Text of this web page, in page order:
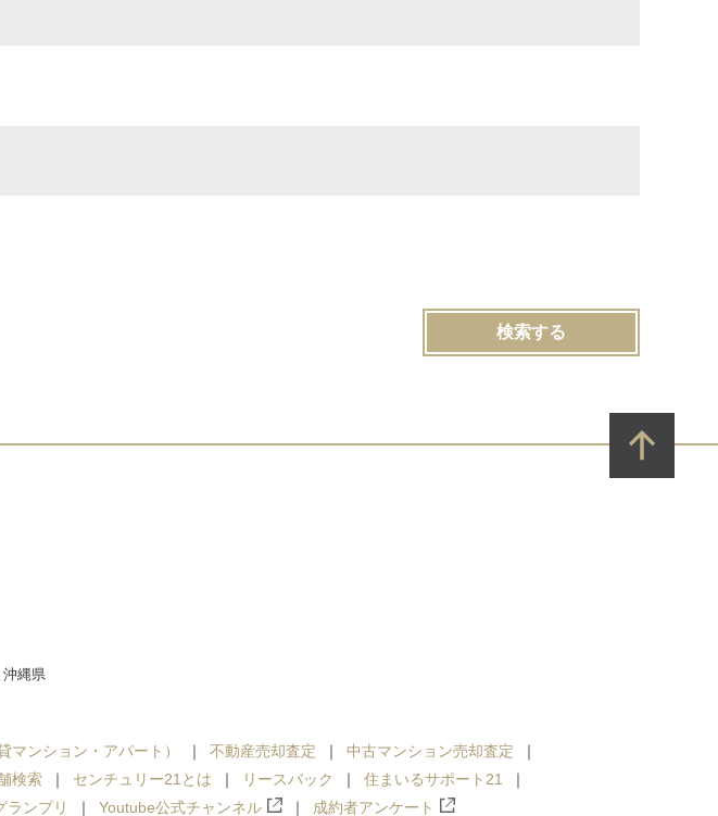
検索する
沖縄県
マンション・アパート） 不動産売却査定
中古マンション売却査定
検索 センチュリー21とは リースバック
住まいるサポート21
ランプリ Youtube公式チャンネル 成約者アンケート